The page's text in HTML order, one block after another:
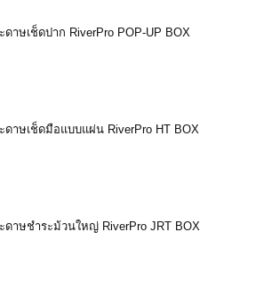
ดาษเช็ดปาก RiverPro POP-UP BOX
ดาษเช็ดมือแบบแผ่น RiverPro HT BOX
ดาษชำระม้วนใหญ่ RiverPro JRT BOX